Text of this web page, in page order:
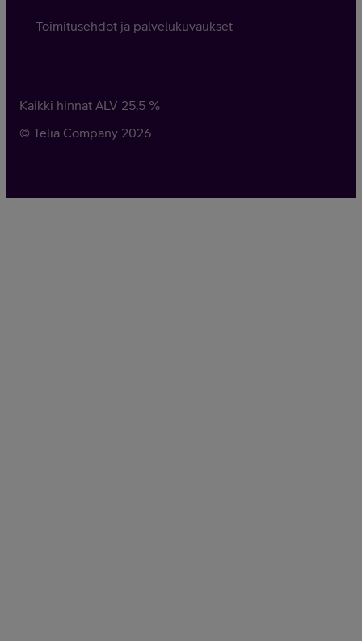
Toimitusehdot ja palvelukuvaukset
Kaikki hinnat ALV 25,5 %
© Telia Company 2026